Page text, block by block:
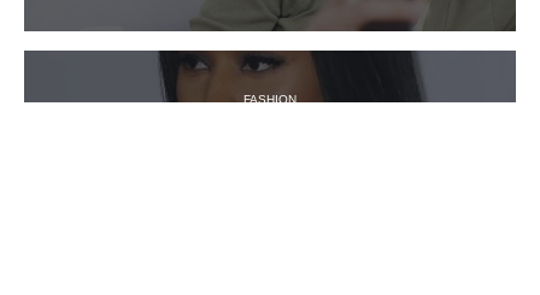
FASHION